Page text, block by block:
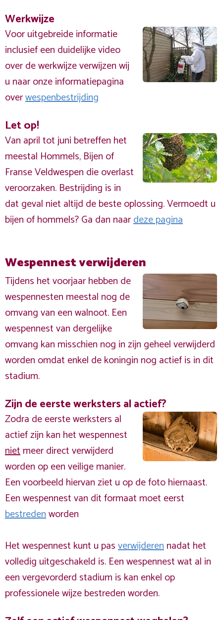
Werkwijze
Voor uitgebreide informatie
inclusief een duidelijke video
over de werkwijze verwijzen wij
u naar onze informatiepagina
overwespenbestrijding
Let op!
Van april tot juni betreffen het
meestal Hommels, Bijen of
Franse Veldwespen die overlast
veroorzaken. Bestrijding is in
dat geval niet altijd de beste oplossing. Vermoedt u
bijen of hommels? Ga dan naardeze pagina
Wespennest verwijderen
Tijdens het voorjaar hebben de
wespennesten meestal nog de
omvang van een walnoot. Een
wespennest van dergelijke
omvang kan misschien nog in zijn geheel verwijderd
worden omdat enkel de koningin nog actief is in dit
stadium.
Zijn de eerste werksters al actief?
Zodra de eerste werksters al
actief zijn kan het wespennest
nietmeer direct verwijderd
worden op een veilige manier.
Een voorbeeld hiervan ziet u op de foto hiernaast.
Een wespennest van dit formaat moet eerst
bestredenworden
Het wespennest kunt u pasverwijderennadat het
volledig uitgeschakeld is. Een wespennest wat al in
een vergevorderd stadium is kan enkel op
professionele wijze bestreden worden.